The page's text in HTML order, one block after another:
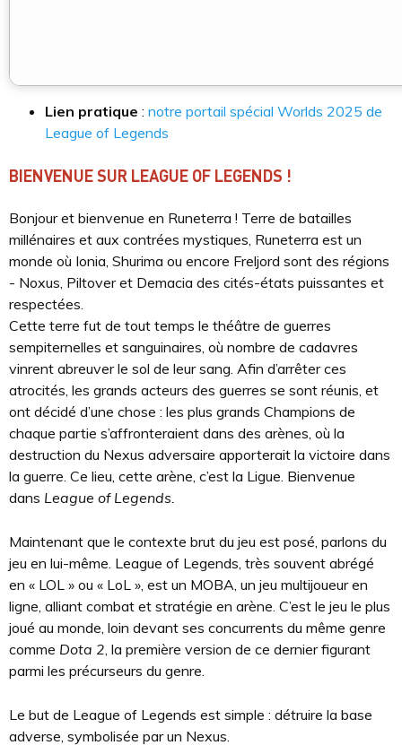
Lien pratique : notre portail spécial Worlds 2025 de
League of Legends
BIENVENUE SUR LEAGUE OF LEGENDS !
Bonjour et bienvenue en Runeterra ! Terre de batailles
millénaires et aux contrées mystiques, Runeterra est un
monde où Ionia, Shurima ou encore Freljord sont des régions
- Noxus, Piltover et Demacia des cités-états puissantes et
respectées.
Cette terre fut de tout temps le théâtre de guerres
sempiternelles et sanguinaires, où nombre de cadavres
vinrent abreuver le sol de leur sang. Afin d’arrêter ces
atrocités, les grands acteurs des guerres se sont réunis, et
ont décidé d’une chose : les plus grands Champions de
chaque partie s’affronteraient dans des arènes, où la
destruction du Nexus adversaire apporterait la victoire dans
la guerre. Ce lieu, cette arène, c’est la Ligue. Bienvenue
dans League of Legends.
Maintenant que le contexte brut du jeu est posé, parlons du
jeu en lui-même. League of Legends, très souvent abrégé
en « LOL » ou « LoL », est un MOBA, un jeu multijoueur en
ligne, alliant combat et stratégie en arène. C’est le jeu le plus
joué au monde, loin devant ses concurrents du même genre
comme Dota 2 , la première version de ce dernier figurant
parmi les précurseurs du genre.
Le but de League of Legends est simple : détruire la base
adverse, symbolisée par un Nexus.